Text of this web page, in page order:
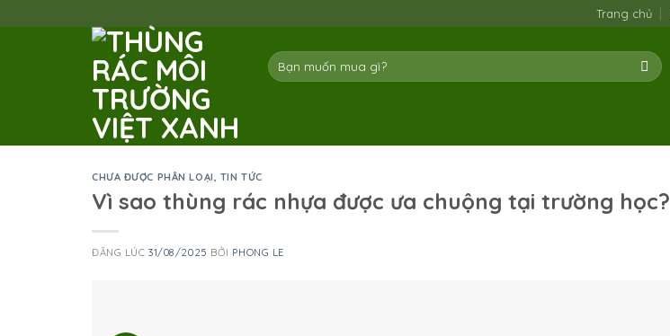
to
Trang chủ
Tìm
kiếm:
CHƯA ĐƯỢC PHÂN LOẠI, TIN TỨC
Vì sao thùng rác nhựa được ưa chuộng tại trường học?
ĐĂNG LÚC31/08/2025 BỞI PHONG LE